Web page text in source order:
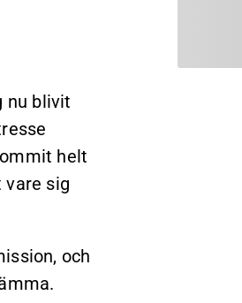
nu blivit
helt
sig
och